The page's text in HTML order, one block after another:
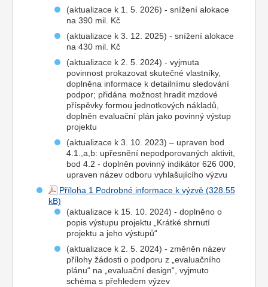
(aktualizace k 1. 5. 2026) - snížení alokace
na 390 mil. Kč
(aktualizace k 3. 12. 2025) - snížení alokace
na 430 mil. Kč
(aktualizace k 2. 5. 2024) - vyjmuta
povinnost prokazovat skutečné vlastníky,
doplněna informace k detailnímu sledování
podpor; přidána možnost hradit mzdové
příspěvky formou jednotkových nákladů,
doplněn evaluační plán jako povinný výstup
projektu
(aktualizace k 3. 10. 2023) – upraven bod
4.1.,a,b: upřesnění nepodporovaných aktivit,
bod 4.2 - doplněn povinný indikátor 626 000,
upraven název odboru vyhlašujícího výzvu
Příloha 1 Podrobné informace k výzvě
(aktualizace k 15. 10. 2024) - doplněno o
popis výstupu projektu „Krátké shrnutí
projektu a jeho výstupů“
(aktualizace k 2. 5. 2024) - změněn název
přílohy žádosti o podporu z „evaluačního
plánu“ na „evaluační design“, vyjmuto
schéma s přehledem výzev